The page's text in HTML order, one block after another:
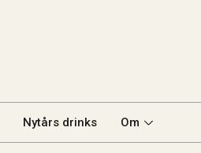
Nytårs drinks Om